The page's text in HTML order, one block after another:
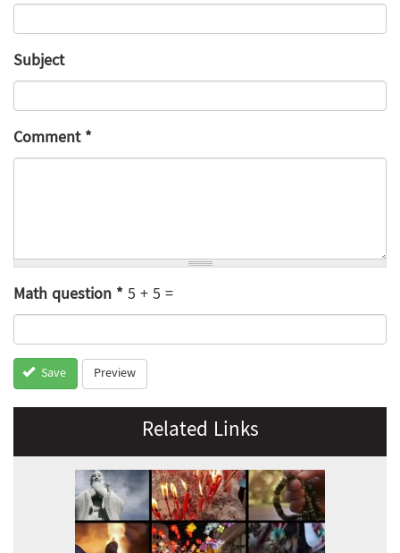
Subject
Comment*
Math question*5 + 5 =
Save Preview
Related Links